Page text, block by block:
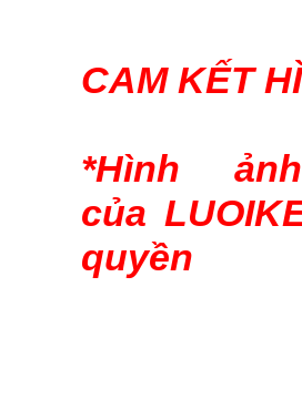
CAM KẾT
*Hình
của
quyền